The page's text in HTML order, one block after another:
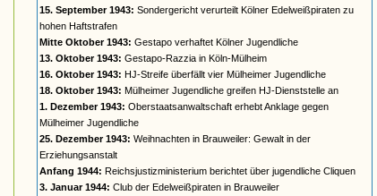
15. September 1943: Sondergericht verurteilt Kölner Edelweißpiraten zu
hohen Haftstrafen
Mitte Oktober 1943: Gestapo verhaftet Kölner Jugendliche
13. Oktober 1943: Gestapo-Razzia in Köln-Mülheim
16. Oktober 1943: HJ-Streife überfällt vier Mülheimer Jugendliche
18. Oktober 1943: Mülheimer Jugendliche greifen HJ-Dienststelle an
1. Dezember 1943: Oberstaatsanwaltschaft erhebt Anklage gegen
Mülheimer Jugendliche
25. Dezember 1943: Weihnachten in Brauweiler: Gewalt in der
Erziehungsanstalt
Anfang 1944: Reichsjustizministerium berichtet über jugendliche Cliquen
3. Januar 1944: Club der Edelweißpiraten in Brauweiler